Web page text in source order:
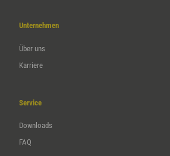
Unternehmen
Über uns
Karriere
Service
Downloads
FAQ